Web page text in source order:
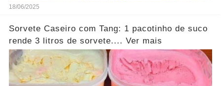
18/06/2025
Sorvete Caseiro com Tang: 1 pacotinho de suco
rende 3 litros de sorvete.... Ver mais